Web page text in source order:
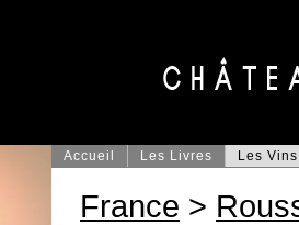
Accueil Les Livres Les Vins
France >